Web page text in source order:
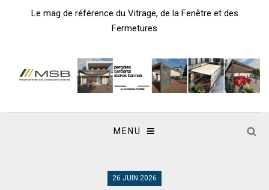
Le mag de référence du Vitrage, de la Fenêtre et des
Fermetures
MENU
26 JUIN 2026